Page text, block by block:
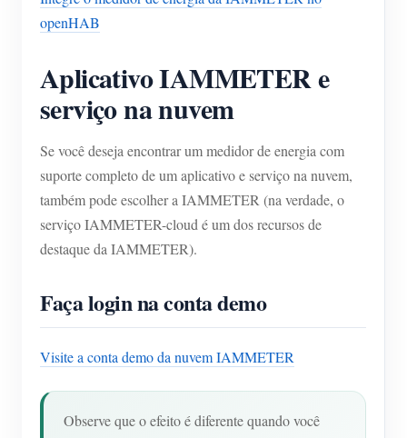
openHAB
Aplicativo IAMMETER e
serviço na nuvem
Se você deseja encontrar um medidor de energia com
suporte completo de um aplicativo e serviço na nuvem,
também pode escolher a IAMMETER (na verdade, o
serviço IAMMETER-cloud é um dos recursos de
destaque da IAMMETER).
Faça login na conta demo
Visite a conta demo da nuvem IAMMETER
Observe que o efeito é diferente quando você